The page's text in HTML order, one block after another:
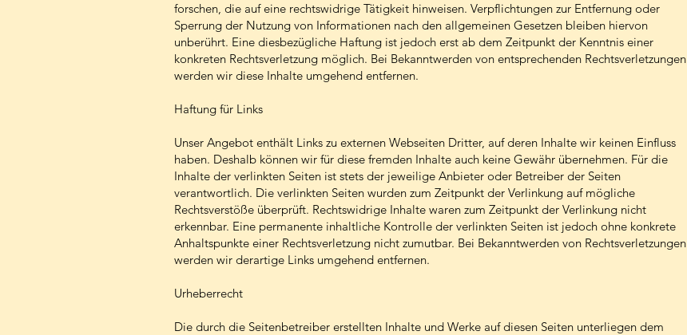
forschen, die auf eine rechtswidrige Tätigkeit hinweisen. Verpflichtungen zur Entfernung oder
Sperrung der Nutzung von Informationen nach den allgemeinen Gesetzen bleiben hiervon
unberührt. Eine diesbezügliche Haftung ist jedoch erst ab dem Zeitpunkt der Kenntnis einer
konkreten Rechtsverletzung möglich. Bei Bekanntwerden von entsprechenden Rechtsverletzungen
werden wir diese Inhalte umgehend entfernen.
Haftung für Links
Unser Angebot enthält Links zu externen Webseiten Dritter, auf deren Inhalte wir keinen Einfluss
haben. Deshalb können wir für diese fremden Inhalte auch keine Gewähr übernehmen. Für die
Inhalte der verlinkten Seiten ist stets der jeweilige Anbieter oder Betreiber der Seiten
verantwortlich. Die verlinkten Seiten wurden zum Zeitpunkt der Verlinkung auf mögliche
Rechtsverstöße überprüft. Rechtswidrige Inhalte waren zum Zeitpunkt der Verlinkung nicht
erkennbar. Eine permanente inhaltliche Kontrolle der verlinkten Seiten ist jedoch ohne konkrete
Anhaltspunkte einer Rechtsverletzung nicht zumutbar. Bei Bekanntwerden von Rechtsverletzungen
werden wir derartige Links umgehend entfernen.
Urheberrecht
Die durch die Seitenbetreiber erstellten Inhalte und Werke auf diesen Seiten unterliegen dem